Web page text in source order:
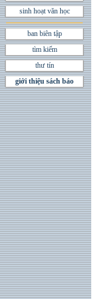
sinh hoạt văn học
ban biên tập
tìm kiếm
thư tín
giới thiệu sách báo